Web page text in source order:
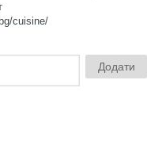
cuisine/